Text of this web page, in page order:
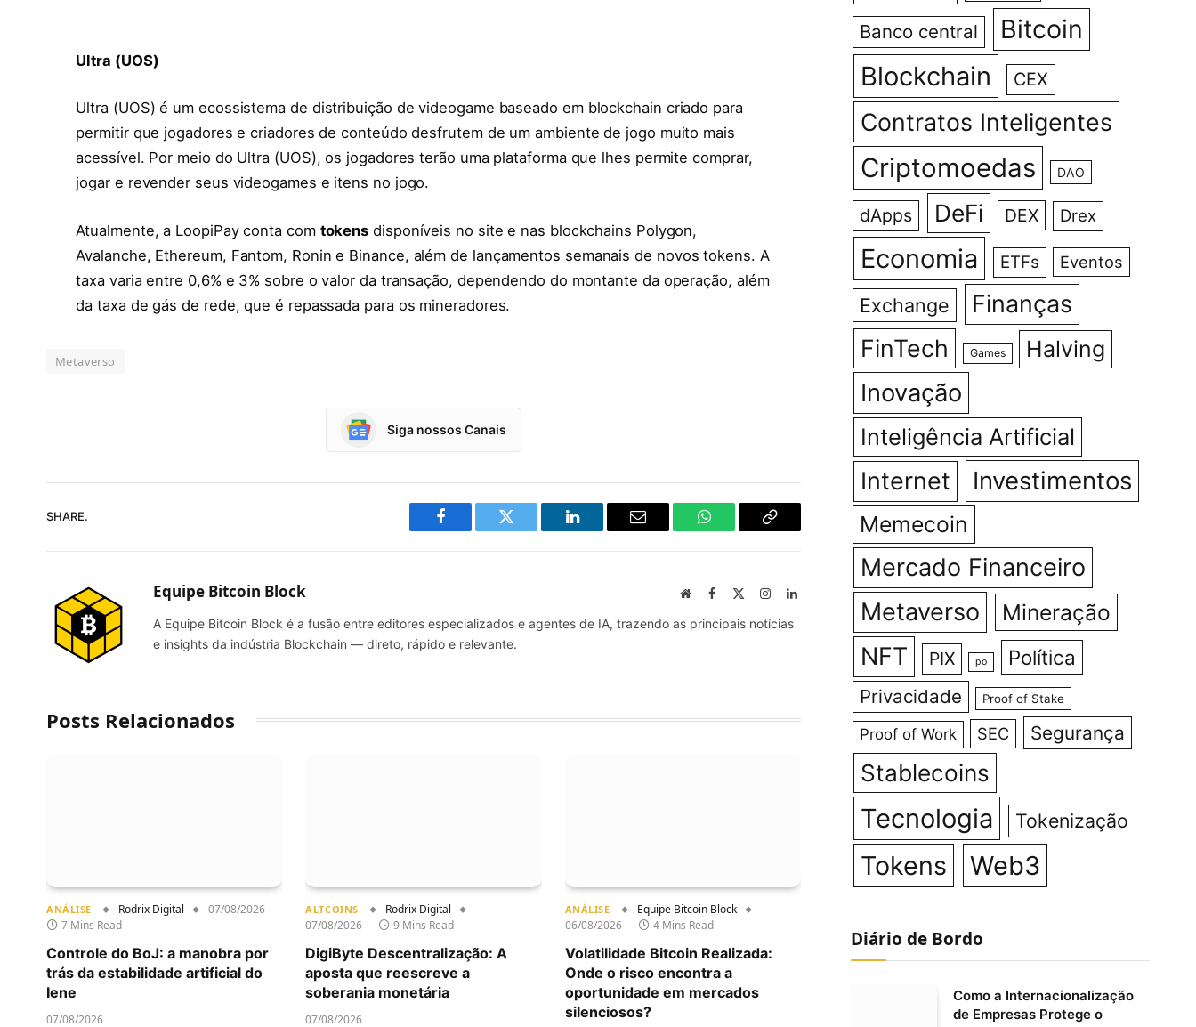
Ultra (UOS)
Ultra (UOS) é um ecossistema de distribuição de videogame baseado em blockchain criado para
permitir que jogadores e criadores de conteúdo desfrutem de um ambiente de jogo muito mais
acessível. Por meio do Ultra (UOS), os jogadores terão uma plataforma que lhes permite comprar,
jogar e revender seus videogames e itens no jogo.
Atualmente, a LoopiPay conta com tokens disponíveis no site e nas blockchains Polygon,
Avalanche, Ethereum, Fantom, Ronin e Binance, além de lançamentos semanais de novos tokens. A
taxa varia entre 0,6% e 3% sobre o valor da transação, dependendo do montante da operação, além
da taxa de gás de rede, que é repassada para os mineradores.
Metaverso
Siga nossos Canais
SHARE.
Facebook Twitter LinkedIn Email WhatsAppCopy
Equipe Bitcoin Block WebsiteFacebook InstagramLinkedIn
A Equipe Bitcoin Block é a fusão entre editores especializados e agentes de IA, trazendo as principais notícias
e insights da indústria Blockchain — direto, rápido e relevante.
Posts Relacionados
ANÁLISE Rodrix Digital
07/08/2026
7 Mins Read
Controle do BoJ: a manobra por
trás da estabilidade artificial do
Iene
07/08/2026
ALTCOINS
Rodrix Digital
07/08/2026
9 Mins Read
DigiByte Descentralização: A
aposta que reescreve a
soberania monetária
07/08/2026
ANÁLISE
Equipe Bitcoin Block
06/08/2026
4 Mins Read
Volatilidade Bitcoin Realizada:
Onde o risco encontra a
oportunidade em mercados
silenciosos?
Banco central
Bitcoin
Blockchain
CEX
Contratos Inteligentes
Criptomoedas DAO
dApps DeFi DEX Drex
Economia ETFs Eventos
Exchange Finanças
FinTech Games Halving
Inovação
Inteligência Artificial
Internet Investimentos
Memecoin
Mercado Financeiro
Metaverso
Mineração
NFT PIX po Política
Privacidade Proof of Stake
Proof of Work SEC Segurança
Stablecoins
Tecnologia Tokenização
Tokens Web3
Diário de Bordo
Como a Internacionalização
de Empresas Protege o